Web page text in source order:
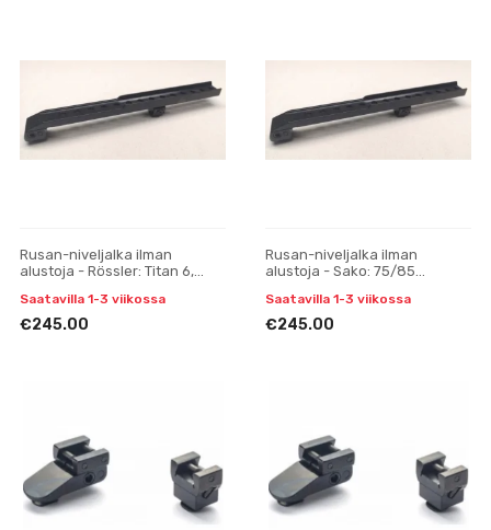
Rusan-niveljalka ilman
alustoja - Rössler: Titan 6,
Apex yksiosai
Saatavilla 1-3 viikossa
€245.00
Rusan-niveljalka ilman
alustoja - Sako: 75/85
Digisight, Trail, Apex yk
Saatavilla 1-3 viikossa
€245.00